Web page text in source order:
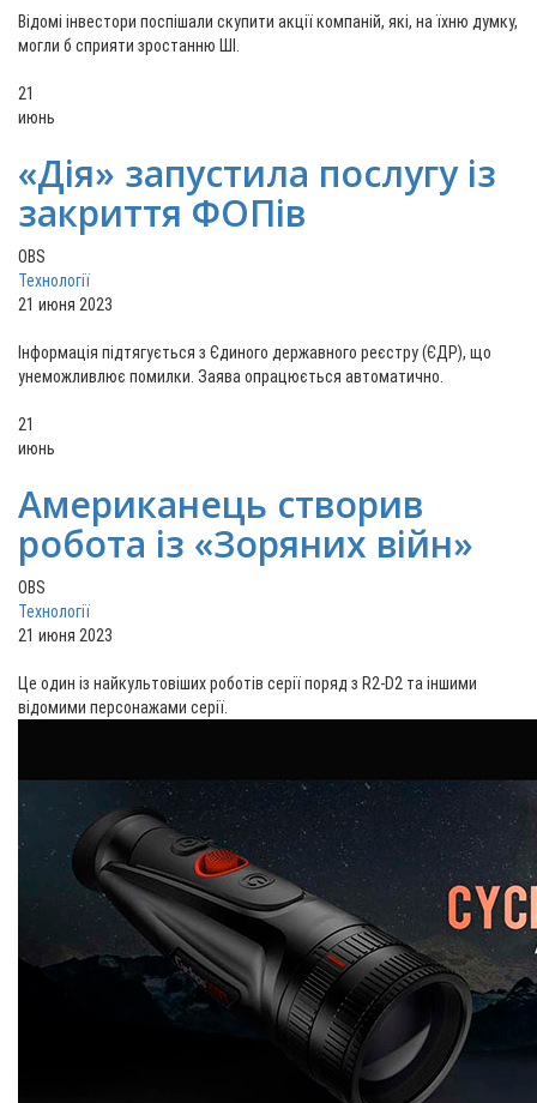
Відомі інвестори поспішали скупити акції компаній, які, на їхню думку,
могли б сприяти зростанню ШІ.
21
июнь
«Дія» запустила послугу із
закриття ФОПів
OBS
Технології
21 июня 2023
Інформація підтягується з Єдиного державного реєстру (ЄДР), що
унеможливлює помилки. Заява опрацюється автоматично.
21
июнь
Американець створив
робота із «Зоряних війн»
OBS
Технології
21 июня 2023
Це один із найкультовіших роботів серії поряд з R2-D2 та іншими
відомими персонажами серії.